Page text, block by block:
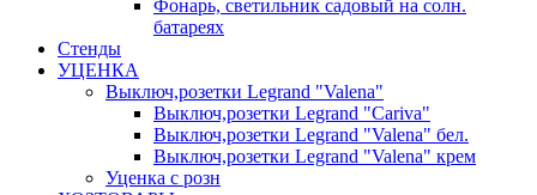
Фонарь, светильник садовый на солн.
батареях
Стенды
УЦЕНКА
Выключ,розетки Legrand "Valena"
Выключ,розетки Legrand "Cariva"
Выключ,розетки Legrand "Valena" бел.
Выключ,розетки Legrand "Valena" крем
Уценка с розн